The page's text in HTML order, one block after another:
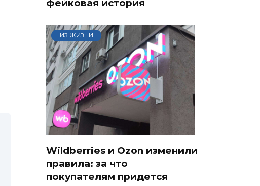
фейковая история
ИЗ ЖИЗНИ
Wildberries и Ozon изменили
правила: за что
покупателям придется